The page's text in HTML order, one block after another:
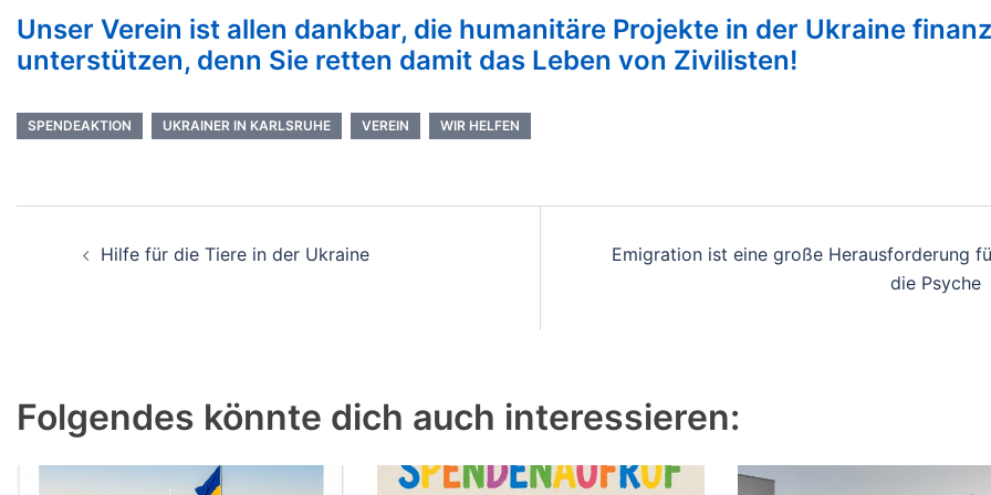
Unser Verein ist allen dankbar, die humanitäre Projekte in der Ukraine
unterstützen, denn Sie retten damit das Leben von Zivilisten!
SPENDEAKTION UKRAINER IN KARLSRUHE VEREIN WIR HELFEN
Hilfe für die Tiere in der Ukraine
Emigration ist eine große Herausforderung
die Psyche
Folgendes könnte dich auch interessieren: